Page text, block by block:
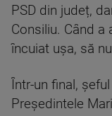
PSD din județ,
Consiliu. Când a
încuiat ușa, să
Într-un final,
Președintele